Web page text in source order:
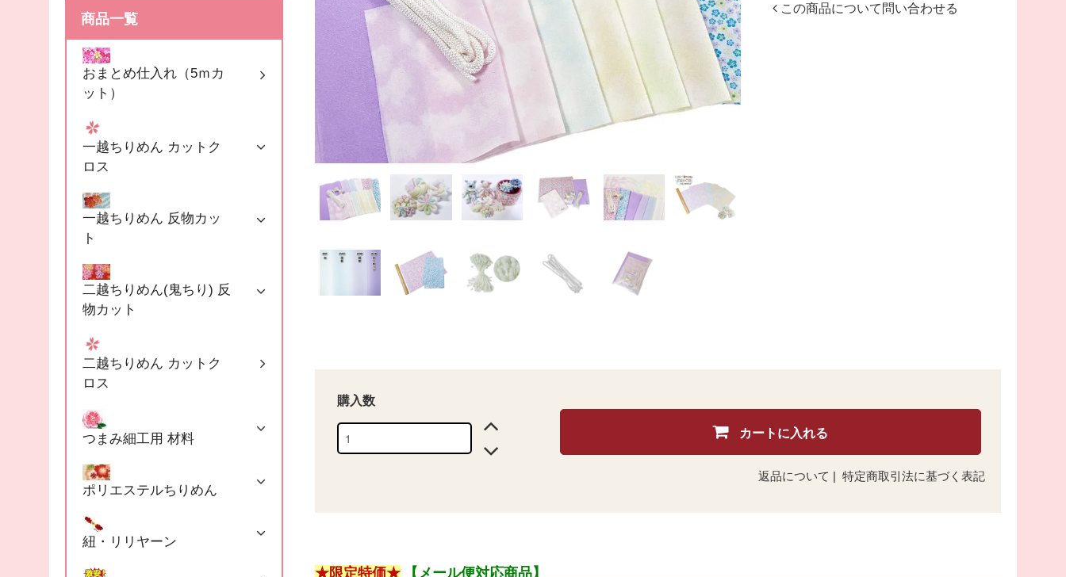
この商品について問い合わせる
購入数
カートに入れる
返品について 特定商取引法に基づく表記
★限定特価★ 【メール便対応商品】
商品一覧
おまとめ仕入れ（5ｍカ
ット）
一越ちりめん カットク
ロス
一越ちりめん 反物カッ
ト
二越ちりめん(鬼ちり) 反
物カット
二越ちりめん カットク
ロス
つまみ細工用 材料
ポリエステルちりめん
紐・リリヤーン